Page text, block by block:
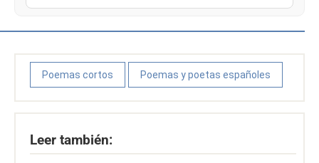
Poemas cortos Poemas y poetas españoles
Leer también: